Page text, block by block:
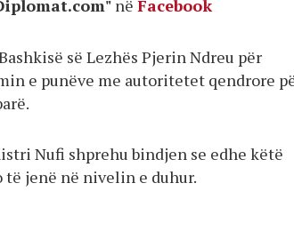
në Facebook
së Lezhës Pjerin Ndreu për
e punëve me autoritetet qendrore
Nufi shprehu bindjen se edhe këtë
të jenë në nivelin e duhur.